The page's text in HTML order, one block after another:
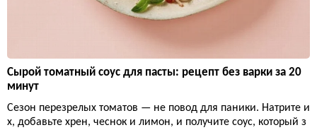
Сырой томатный соус для пасты: рецепт без варки за 20
минут
Сезон перезрелых томатов — не повод для паники. Натрите и
х, добавьте хрен, чеснок и лимон, и получите соус, который з